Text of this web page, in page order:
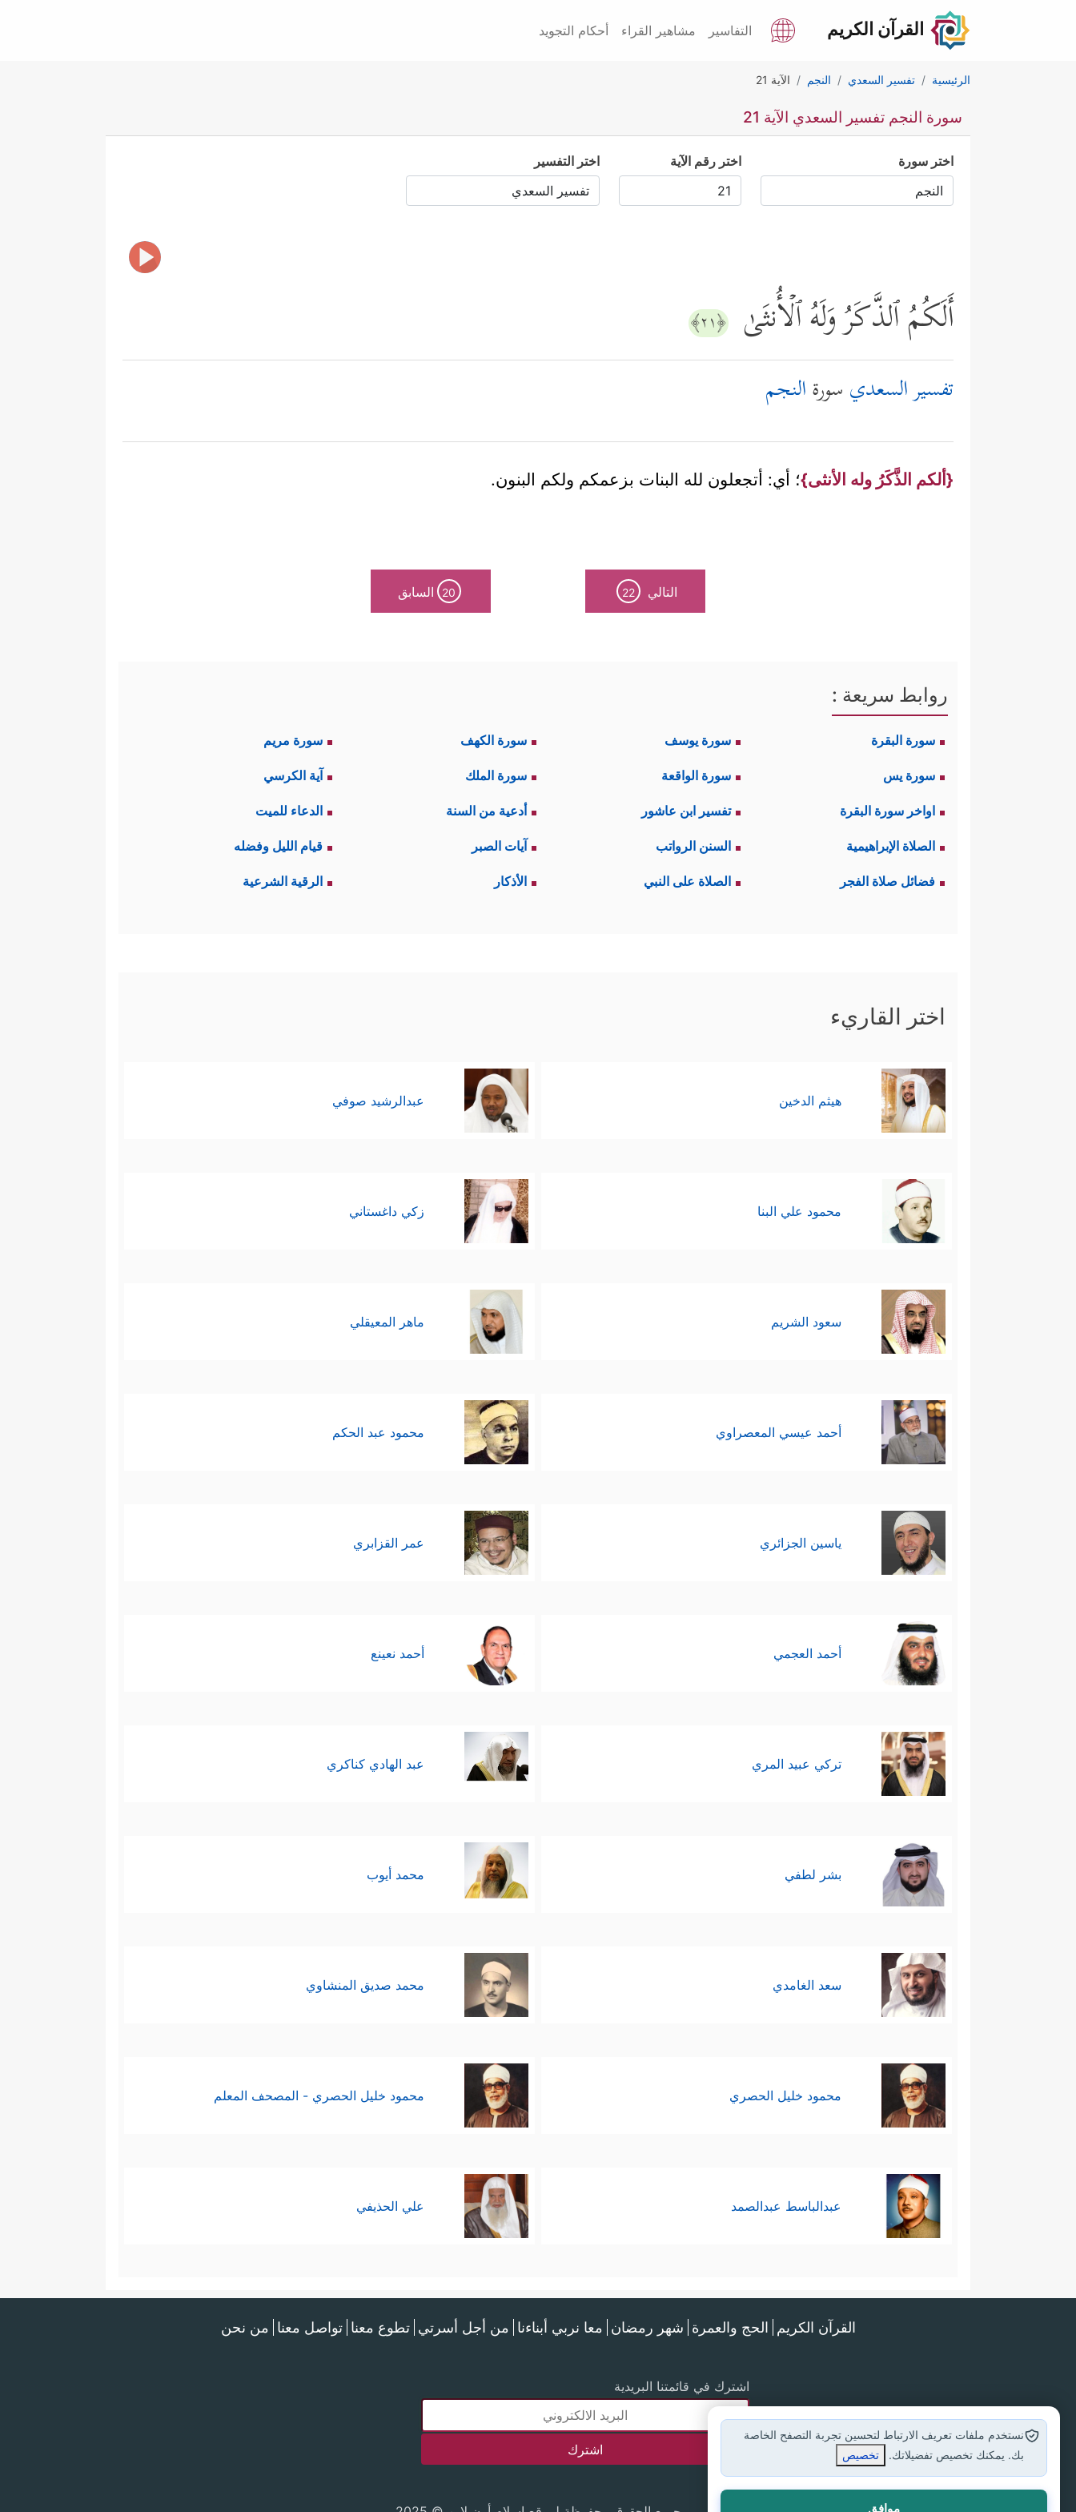
القرآن الكريم التفاسير مشاهير القراء أحكام التجويد
الرئيسية تفسير السعدي النجم الآية 21
سورة النجم تفسير السعدي الآية 21
اختر سورة اختر رقم الآية اختر التفسير
أَلَكُمُ ٱلذَّكَرُ وَلَهُ ٱلۡأُنثَىٰ ﴿٢١﴾
تفسير السعدي سورةالنجم
{ألكم الذَّكَرُ وله الأنثى}؛ أي: أتجعلون لله البنات بزعمكم ولكم البنون.
التالي 22
20 السابق
روابط سريعة :
سورة البقرة سورة يوسف سورة الكهف سورة مريم
سورة يس سورة الواقعة سورة الملك آية الكرسي
اواخر سورة البقرة تفسير ابن عاشور أدعية من السنة الدعاء للميت
الصلاة الإبراهيمية السنن الرواتب آيات الصبر قيام الليل وفضله
فضائل صلاة الفجر الصلاة على النبي الأذكار الرقية الشرعية
اختر القاريء
هيثم الدخين عبدالرشيد صوفي
محمود علي البنا زكي داغستاني
سعود الشريم ماهر المعيقلي
أحمد عيسي المعصراوي محمود عبد الحكم
ياسين الجزائري عمر القزابري
أحمد العجمي أحمد نعينع
تركي عبيد المري عبد الهادي كناكري
بشر لطفي محمد أيوب
سعد الغامدي محمد صديق المنشاوي
محمود خليل الحصري محمود خليل الحصري - المصحف المعلم
عبدالباسط عبدالصمد علي الحذيفي
القرآن الكريم الحج والعمرة شهر رمضان معا نربي أبناءنا من أجل أسرتي تطوع معنا تواصل معنا من نحن
اشترك في قائمتنا البريدية
نستخدم ملفات تعريف الارتباط لتحسين تجربة التصفح الخاصة
بك. يمكنك تخصيص تفضيلاتك.
تخصيص
موافق